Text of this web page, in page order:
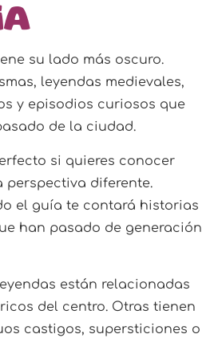
su lado más oscuro.
leyendas medievales,
y episodios curiosos que
de la ciudad.
si quieres conocer
perspectiva diferente.
el guía te contará historias
han pasado de generación
están relacionadas
del centro. Otras tienen
castigos, supersticiones o